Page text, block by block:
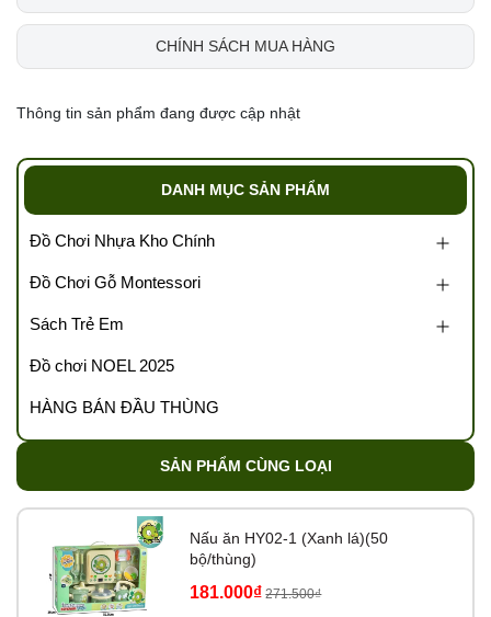
CHÍNH SÁCH MUA HÀNG
Thông tin sản phẩm đang được cập nhật
DANH MỤC SẢN PHẨM
Đồ Chơi Nhựa Kho Chính
Đồ Chơi Gỗ Montessori
Sách Trẻ Em
Đồ chơi NOEL 2025
HÀNG BÁN ĐẦU THÙNG
SẢN PHẨM CÙNG LOẠI
Nấu ăn HY02-1 (Xanh lá)(50
bộ/thùng)
181.000₫ 271.500₫